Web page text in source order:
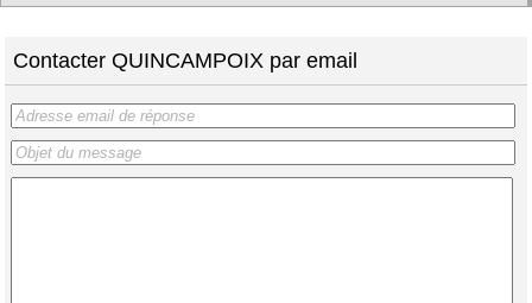
Contacter QUINCAMPOIX par email